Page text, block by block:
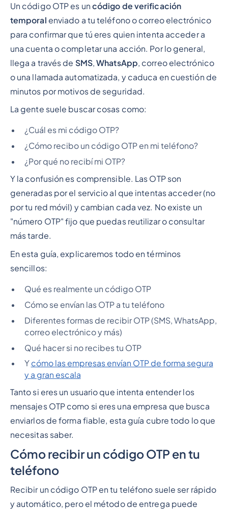
Un código OTP es un código de verificación
temporal enviado a tu teléfono o correo electrónico
para confirmar que tú eres quien intenta acceder a
una cuenta o completar una acción. Por lo general,
llega a través de SMS,WhatsApp, correo electrónico
o una llamada automatizada, y caduca en cuestión de
minutos por motivos de seguridad.
La gente suele buscar cosas como:
¿Cuál es mi código OTP?
¿Cómo recibo un código OTP en mi teléfono?
¿Por qué no recibí mi OTP?
Y la confusión es comprensible. Las OTP son
generadas por el servicio al que intentas acceder (no
por tu red móvil) y cambian cada vez. No existe un
"número OTP" fijo que puedas reutilizar o consultar
más tarde.
En esta guía, explicaremos todo en términos
sencillos:
Qué es realmente un código OTP
Cómo se envían las OTP a tu teléfono
Diferentes formas de recibir OTP (SMS, WhatsApp,
correo electrónico y más)
Qué hacer si no recibes tu OTP
Y cómo las empresas envían OTP de forma segura
y a gran escala
Tanto si eres un usuario que intenta entender los
mensajes OTP como si eres una empresa que busca
enviarlos de forma fiable, esta guía cubre todo lo que
necesitas saber.
Cómo recibir un código OTP en tu
teléfono
Recibir un código OTP en tu teléfono suele ser rápido
y automático, pero el método de entrega puede